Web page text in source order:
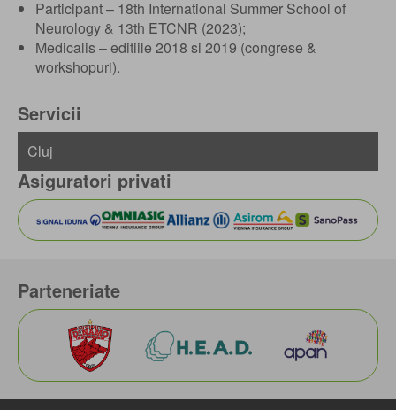
Participant – 18th International Summer School of
Neurology & 13th ETCNR (2023);
Medicalis – editiile 2018 si 2019 (congrese &
workshopuri).
Servicii
Asiguratori privati
Parteneriate